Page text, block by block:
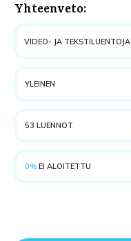
Yhteenveto:
VIDEO- JA TEKSTILUENTOJA
YLEINEN
53 LUENNOT
0% EI ALOITETTU